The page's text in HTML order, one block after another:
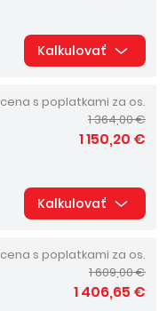
Kalkulovať
cena s poplatkami za os.
1 364,00 €
1 150,20 €
Kalkulovať
cena s poplatkami za os.
1 609,00 €
1 406,65 €